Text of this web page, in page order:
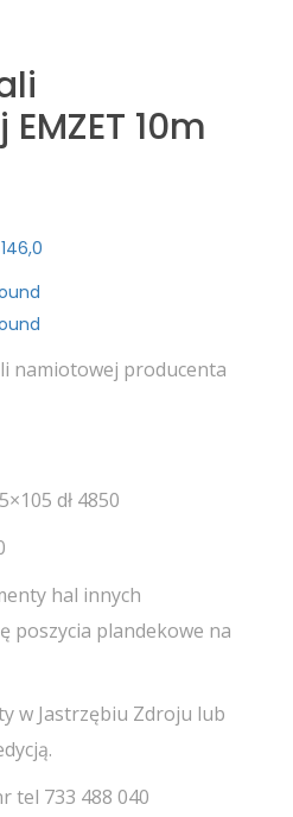
10m
namiotowej producenta
dł 4850
hal innych
poszycia plandekowe na
w Jastrzębiu Zdroju lub
tel 733 488 040